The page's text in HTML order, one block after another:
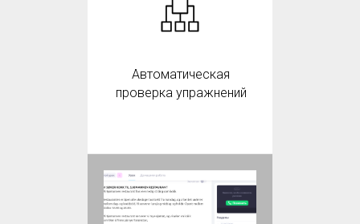
Автоматическая
проверка упражнений